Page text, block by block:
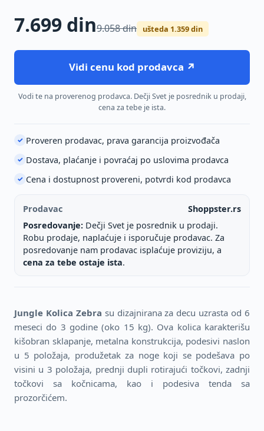
7.699 din9.058 din ušteda 1.359 din
Vidi cenu kod prodavca ↗
Vodi te na proverenog prodavca. Dečji Svet je posrednik u prodaji,
cena za tebe je ista.
✓ Proveren prodavac, prava garancija proizvođača
✓ Dostava, plaćanje i povraćaj po uslovima prodavca
✓ Cena i dostupnost provereni, potvrdi kod prodavca
Prodavac
Shoppster.rs
Posredovanje: Dečji Svet je posrednik u prodaji.
Robu prodaje, naplaćuje i isporučuje prodavac. Za
posredovanje nam prodavac isplaćuje proviziju, a
cena za tebe ostaje ista.
Jungle Kolica Zebra su dizajnirana za decu uzrasta od 6
meseci do 3 godine (oko 15 kg). Ova kolica karakterišu
kišobran sklapanje, metalna konstrukcija, podesivi naslon
u 5 položaja, produžetak za noge koji se podešava po
visini u 3 položaja, prednji dupli rotirajući točkovi, zadnji
točkovi sa kočnicama, kao i podesiva tenda sa
prozorčićem.